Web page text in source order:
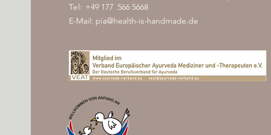
Tel: +49 177 566 5668
E-Mail: pia@health-is-handmade.de